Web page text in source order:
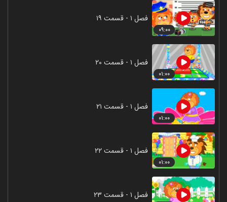
۰۹:۰۰
فصل ۱ - قسمت ۱۹
۰۱:۰۰
فصل ۱ - قسمت ۲۰
۰۱:۰۰
فصل ۱ - قسمت ۲۱
۰۱:۰۰
فصل ۱ - قسمت ۲۲
فصل ۱ - قسمت ۲۳